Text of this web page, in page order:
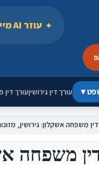
עוזר AI מיידי
▾ עורך דין גירושיןעורך דין
משפחה אשקלון: גירושין,
משפחה